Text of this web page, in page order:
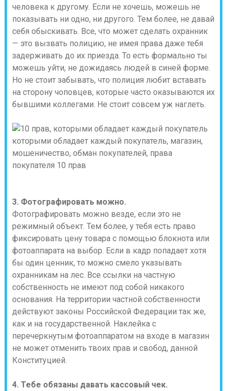
человека к другому. Если не хочешь, можешь не
показывать ни одно, ни другого. Тем более, не давай
себя обыскивать. Все, что может сделать охранник
— это вызвать полицию, не имея права даже тебя
задерживать до их приезда. То есть формально ты
можешь уйти, не дожидаясь людей в синей форме.
Но не стоит забывать, что полиция любит вставать
на сторону чоповцев, которые часто оказываются их
бывшими коллегами. Не стоит совсем уж наглеть.
3. Фотографировать можно.
Фотографировать можно везде, если это не
режимный объект. Тем более, у тебя есть право
фиксировать цену товара с помощью блокнота или
фотоаппарата на выбор. Если в кадр попадает хотя
бы один ценник, то можно смело указывать
охранникам на лес. Все ссылки на частную
собственность не имеют под собой никакого
основания. На территории частной собственности
действуют законы Российской Федерации так же,
как и на государственной. Наклейка с
перечеркнутым фотоаппаратом на входе в магазин
не может отменить твоих прав и свобод, данной
Конституцией.
4. Тебе обязаны давать кассовый чек.